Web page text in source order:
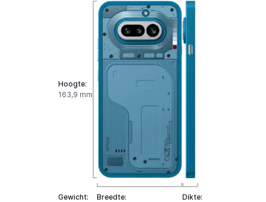
Hoogte:
163,9 mm
Gewicht:
Breedte:
Dikte: